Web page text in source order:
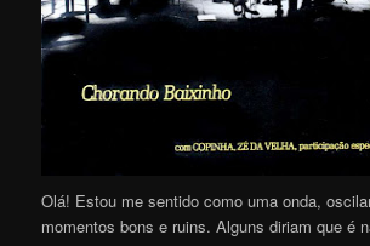
Olá! Estou me sentido como uma onda,
momentos bons e ruins. Alguns diriam que é